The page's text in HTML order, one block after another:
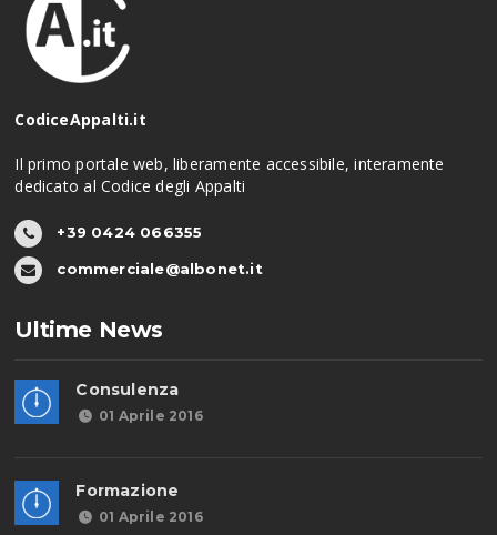
CodiceAppalti.it
Il primo portale web, liberamente accessibile, interamente
dedicato al Codice degli Appalti
+39 0424 066355
commerciale@albonet.it
Ultime News
Consulenza
01 Aprile 2016
Formazione
01 Aprile 2016